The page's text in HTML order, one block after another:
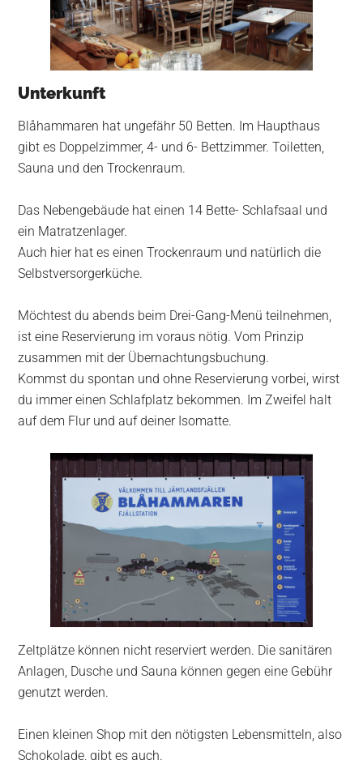
Unterkunft
Blåhammaren hat ungefähr 50 Betten. Im Haupthaus
gibt es Doppelzimmer, 4- und 6- Bettzimmer. Toiletten,
Sauna und den Trockenraum.
Das Nebengebäude hat einen 14 Bette- Schlafsaal und
ein Matratzenlager.
Auch hier hat es einen Trockenraum und natürlich die
Selbstversorgerküche.
Möchtest du abends beim Drei-Gang-Menü teilnehmen,
ist eine Reservierung im voraus nötig. Vom Prinzip
zusammen mit der Übernachtungsbuchung.
Kommst du spontan und ohne Reservierung vorbei, wirst
du immer einen Schlafplatz bekommen. Im Zweifel halt
auf dem Flur und auf deiner Isomatte.
Zeltplätze können nicht reserviert werden. Die sanitären
Anlagen, Dusche und Sauna können gegen eine Gebühr
genutzt werden.
Einen kleinen Shop mit den nötigsten Lebensmitteln, also
Schokolade, gibt es auch.